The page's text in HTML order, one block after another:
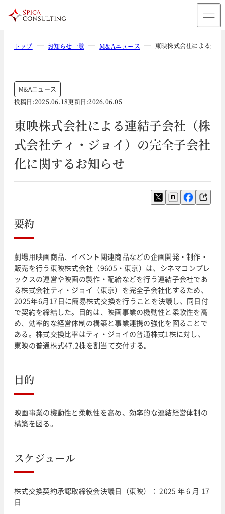
トップ お知らせ一覧 M&Aニュース 東映株式会社による連
M&Aニュース
投稿日:2025.06.18更新日:2026.06.05
東映株式会社による連結子会社（株
式会社ティ・ジョイ）の完全子会社
化に関するお知らせ
要約
劇場⽤映画商品、イベント関連商品などの企画開発・制作・
販売を行う東映株式会社（9605・東京）は、シネマコンプレ
ックスの運営や映画の製作・配給などを行う連結子会社であ
る株式会社ティ・ジョイ（東京）を完全子会社化するため、
2025年6月17日に簡易株式交換を行うことを決議し、同日付
で契約を締結した。目的は、映画事業の機動性と柔軟性を高
め、効率的な経営体制の構築と事業連携の強化を図ることで
ある。株式交換比率はティ・ジョイの普通株式1株に対し、
東映の普通株式47.2株を割当て交付する。
目的
映画事業の機動性と柔軟性を高め、効率的な連結経営体制の
構築を図る。
スケジュール
株式交換契約承認取締役会決議日（東映）： 2025 年 6 月 17
日